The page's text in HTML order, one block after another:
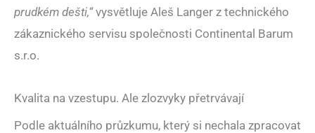
prudkém dešti,“vysvětluje Aleš Langer z technického
zákaznického servisu společnosti Continental Barum
s.r.o.
Kvalita na vzestupu. Ale zlozvyky přetrvávají
Podle aktuálního průzkumu, který si nechala zpracovat